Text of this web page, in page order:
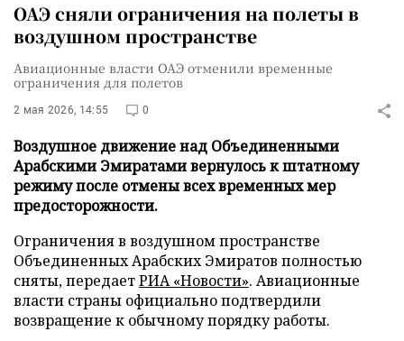
ОАЭ сняли ограничения на полеты в
воздушном пространстве
Авиационные власти ОАЭ отменили временные
ограничения для полетов
2 мая 2026, 14:55 0
Воздушное движение над Объединенными
Арабскими Эмиратами вернулось к штатному
режиму после отмены всех временных мер
предосторожности.
Ограничения в воздушном пространстве
Объединенных Арабских Эмиратов полностью
сняты, передаетРИА «Новости». Авиационные
власти страны официально подтвердили
возвращение к обычному порядку работы.